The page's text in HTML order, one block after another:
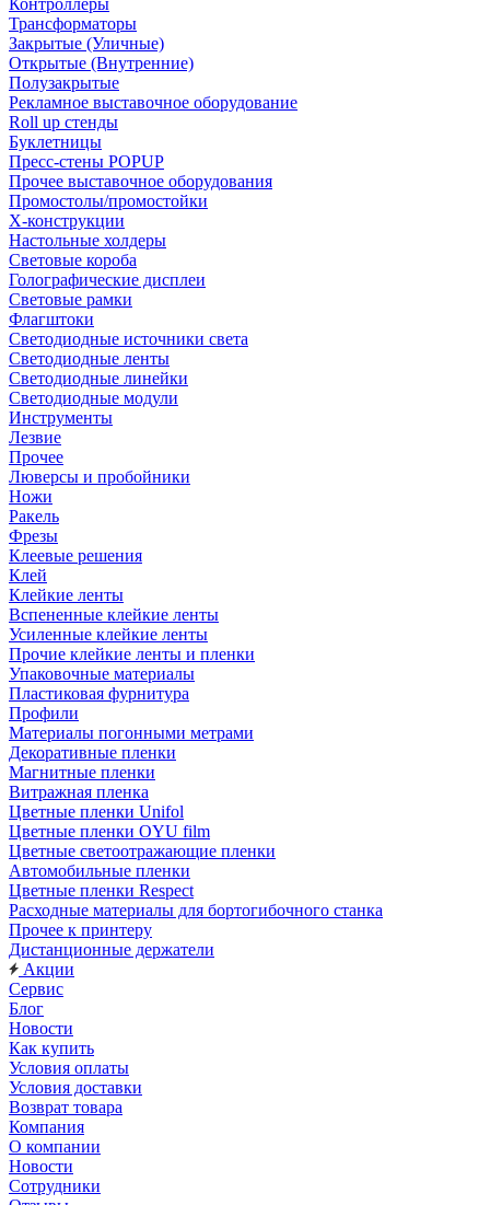
Трансформаторы
Закрытые (Уличные)
Открытые (Внутренние)
Полузакрытые
Рекламное выставочное оборудование
Roll up стенды
Буклетницы
Пресс-стены POPUP
Прочее выставочное оборудования
Промостолы/промостойки
Х-конструкции
Настольные холдеры
Световые короба
Голографические дисплеи
Световые рамки
Флагштоки
Светодиодные источники света
Светодиодные ленты
Светодиодные линейки
Светодиодные модули
Инструменты
Лезвие
Прочее
Люверсы и пробойники
Ножи
Ракель
Фрезы
Клеевые решения
Клей
Клейкие ленты
Вспененные клейкие ленты
Усиленные клейкие ленты
Прочие клейкие ленты и пленки
Упаковочные материалы
Пластиковая фурнитура
Профили
Материалы погонными метрами
Декоративные пленки
Магнитные пленки
Витражная пленка
Цветные пленки Unifol
Цветные пленки OYU film
Цветные светоотражающие пленки
Автомобильные пленки
Цветные пленки Respect
Расходные материалы для бортогибочного станка
Прочее к принтеру
Дистанционные держатели
Акции
Сервис
Блог
Новости
Как купить
Условия оплаты
Условия доставки
Возврат товара
Компания
О компании
Новости
Сотрудники